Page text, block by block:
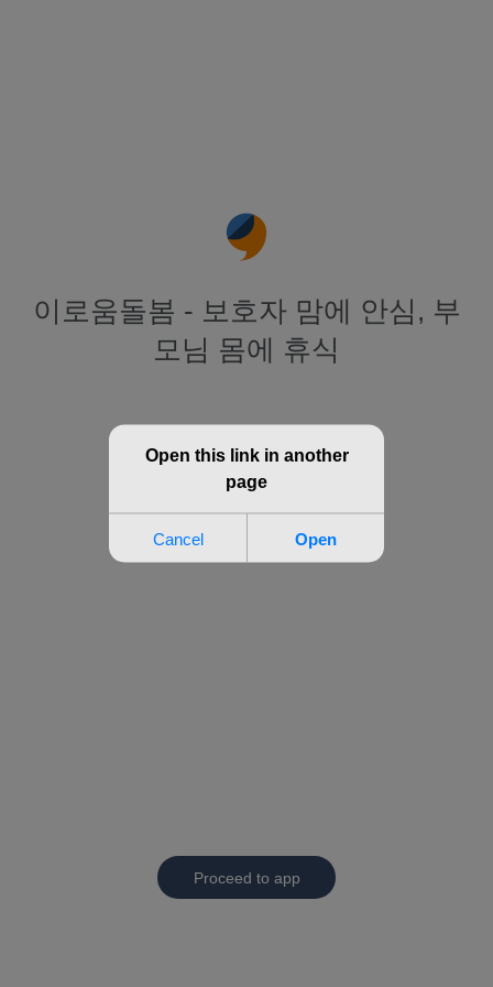
이로움돌봄 - 보호자 맘에 안심, 부
모님 몸에 휴식
Proceed to app